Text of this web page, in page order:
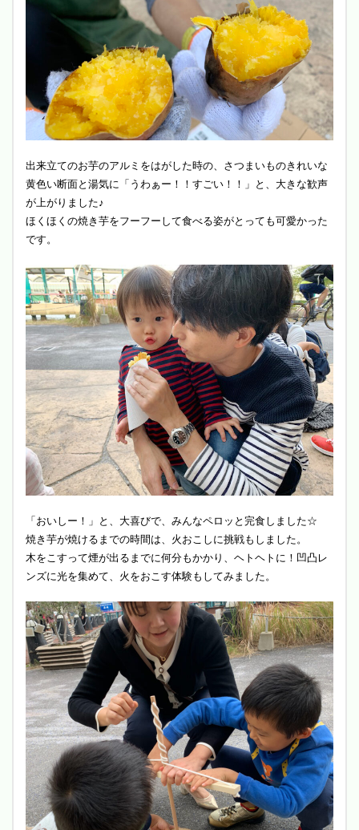
出来立てのお芋のアルミをはがした時の、さつまいものきれいな
黄色い断面と湯気に「うわぁー！！すごい！！」と、大きな歓声
が上がりました♪
ほくほくの焼き芋をフーフーして食べる姿がとっても可愛かった
です。
「おいしー！」と、大喜びで、みんなペロッと完食しました☆
焼き芋が焼けるまでの時間は、火おこしに挑戦もしました。
木をこすって煙が出るまでに何分もかかり、ヘトヘトに！凹凸レ
ンズに光を集めて、火をおこす体験もしてみました。